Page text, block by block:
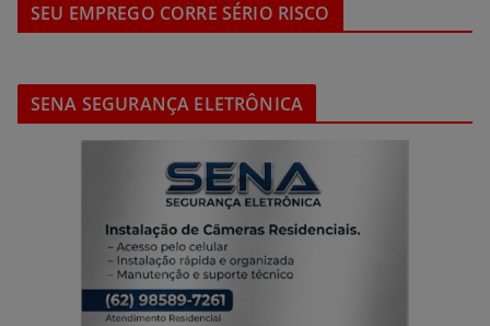
SEU EMPREGO CORRE SÉRIO RISCO
SENA SEGURANÇA ELETRÔNICA